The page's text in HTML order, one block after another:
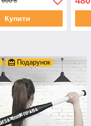
Купити
Подарунок